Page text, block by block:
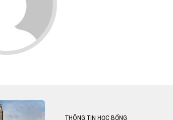
THÔNG TIN HỌC BỔNG